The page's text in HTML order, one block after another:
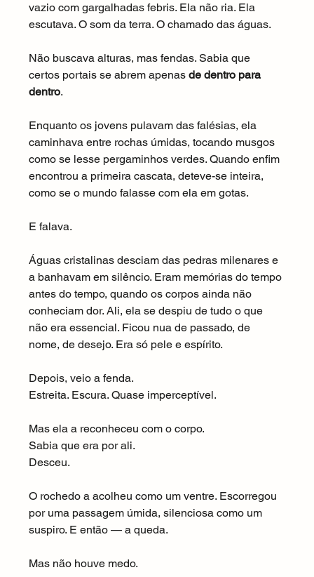
vazio com gargalhadas febris. Ela não ria. Ela
escutava. O som da terra. O chamado das águas.
Não buscava alturas, mas fendas. Sabia que
certos portais se abrem apenas de dentro para
dentro.
Enquanto os jovens pulavam das falésias, ela
caminhava entre rochas úmidas, tocando musgos
como se lesse pergaminhos verdes. Quando enfim
encontrou a primeira cascata, deteve-se inteira,
como se o mundo falasse com ela em gotas.
E falava.
Águas cristalinas desciam das pedras milenares e
a banhavam em silêncio. Eram memórias do tempo
antes do tempo, quando os corpos ainda não
conheciam dor. Ali, ela se despiu de tudo o que
não era essencial. Ficou nua de passado, de
nome, de desejo. Era só pele e espírito.
Depois, veio a fenda.
Estreita. Escura. Quase imperceptível.
Mas ela a reconheceu com o corpo.
Sabia que era por ali.
Desceu.
O rochedo a acolheu como um ventre. Escorregou
por uma passagem úmida, silenciosa como um
suspiro. E então — a queda.
Mas não houve medo.